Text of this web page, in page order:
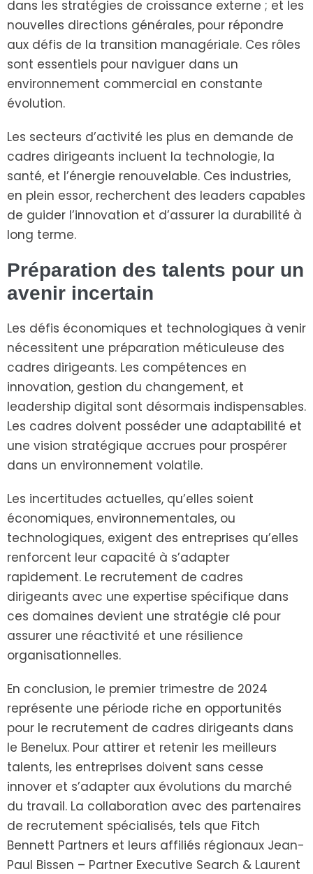
dans les stratégies de croissance externe ; et les
nouvelles directions générales, pour répondre
aux défis de la transition managériale. Ces rôles
sont essentiels pour naviguer dans un
environnement commercial en constante
évolution.
Les secteurs d’activité les plus en demande de
cadres dirigeants incluent la technologie, la
santé, et l’énergie renouvelable. Ces industries,
en plein essor, recherchent des leaders capables
de guider l’innovation et d’assurer la durabilité à
long terme.
Préparation des talents pour un
avenir incertain
Les défis économiques et technologiques à venir
nécessitent une préparation méticuleuse des
cadres dirigeants. Les compétences en
innovation, gestion du changement, et
leadership digital sont désormais indispensables.
Les cadres doivent posséder une adaptabilité et
une vision stratégique accrues pour prospérer
dans un environnement volatile.
Les incertitudes actuelles, qu’elles soient
économiques, environnementales, ou
technologiques, exigent des entreprises qu’elles
renforcent leur capacité à s’adapter
rapidement. Le recrutement de cadres
dirigeants avec une expertise spécifique dans
ces domaines devient une stratégie clé pour
assurer une réactivité et une résilience
organisationnelles.
En conclusion, le premier trimestre de 2024
représente une période riche en opportunités
pour le recrutement de cadres dirigeants dans
le Benelux. Pour attirer et retenir les meilleurs
talents, les entreprises doivent sans cesse
innover et s’adapter aux évolutions du marché
du travail. La collaboration avec des partenaires
de recrutement spécialisés, tels que Fitch
Bennett Partners et leurs affiliés régionaux Jean-
Paul Bissen – Partner Executive Search & Laurent